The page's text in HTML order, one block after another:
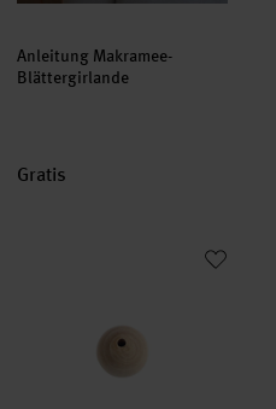
Anleitung Makramee-
Blättergirlande
Gratis